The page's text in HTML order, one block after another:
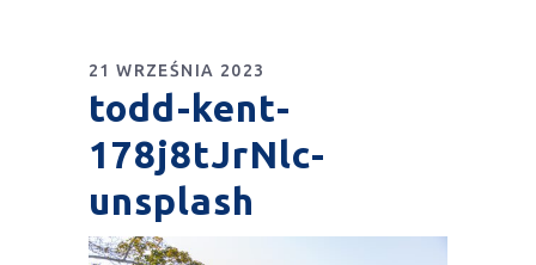
21 WRZEŚNIA 2023
todd-kent-
178j8tJrNlc-
unsplash